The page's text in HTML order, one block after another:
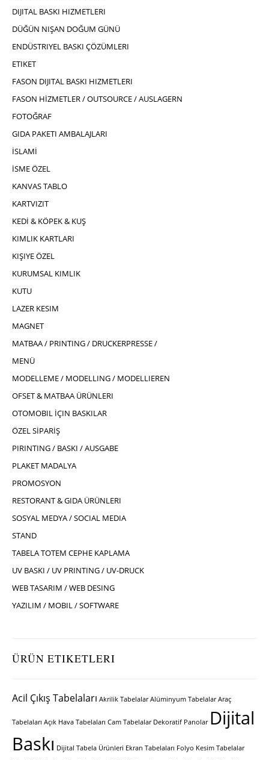
DIJITAL BASKI HIZMETLERI
DÜĞÜN NIŞAN DOĞUM GÜNÜ
ENDÜSTRIYEL BASKI ÇÖZÜMLERI
ETIKET
FASON DIJITAL BASKI HIZMETLERI
FASON HİZMETLER / OUTSOURCE / AUSLAGERN
FOTOĞRAF
GIDA PAKETI AMBALAJLARI
İSLAMİ
İSME ÖZEL
KANVAS TABLO
KARTVIZIT
KEDİ & KÖPEK & KUŞ
KIMLIK KARTLARI
KIŞIYE ÖZEL
KURUMSAL KIMLIK
KUTU
LAZER KESIM
MAGNET
MATBAA / PRINTING / DRUCKERPRESSE /
MENÜ
MODELLEME / MODELLING / MODELLIEREN
OFSET & MATBAA ÜRÜNLERI
OTOMOBIL İÇIN BASKILAR
ÖZEL SİPARİŞ
PIRINTING / BASKI / AUSGABE
PLAKET MADALYA
PROMOSYON
RESTORANT & GIDA ÜRÜNLERI
SOSYAL MEDYA / SOCIAL MEDIA
STAND
TABELA TOTEM CEPHE KAPLAMA
UV BASKI / UV PRINTING / UV-DRUCK
WEB TASARIM / WEB DESING
YAZILIM / MOBIL / SOFTWARE
ÜRÜN ETIKETLERI
Acil Çıkış Tabelaları Akrilik Tabelalar Alüminyum Tabelalar Araç
Tabelaları Açık Hava Tabelaları Cam Tabelalar Dekoratif Panolar Dijital
Baskı Dijital Tabela Ürünleri Ekran Tabelaları Folyo Kesim Tabelalar